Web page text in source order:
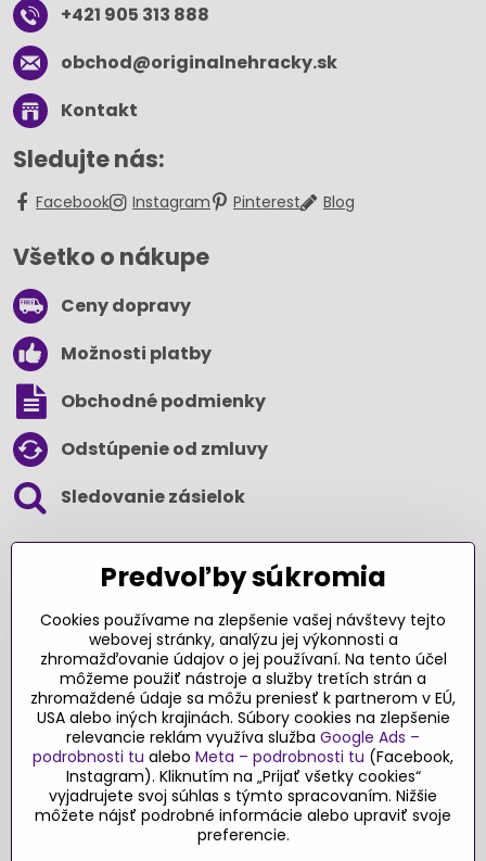
+421 905 313 888
obchod​@originalnehracky​.sk
Kontakt
Sledujte nás:
Facebook Instagram Pinterest Blog
Všetko o nákupe
Ceny dopravy
Možnosti platby
Obchodné podmienky
Odstúpenie od zmluvy
Sledovanie zásielok
Ďakujeme za podporu
Sme slovenský e-shop​. Fungujeme len
vďaka vám – rodičom a všetkým, ktorí veria
v poctivý výber kvalitných hračiek s
pridanou hodnotou​. Každý nákup na
Originalnehracky​.sk je pre nás podporou a
motiváciou prinášať hračky a produkty,
ktoré majú zmysel​.
Predvoľby súkromia
Cookies používame na zlepšenie vašej návštevy tejto
webovej stránky, analýzu jej výkonnosti a
zhromažďovanie údajov o jej používaní. Na tento účel
môžeme použiť nástroje a služby tretích strán a
zhromaždené údaje sa môžu preniesť k partnerom v EÚ,
USA alebo iných krajinách. Súbory cookies na zlepšenie
relevancie reklám využíva služba Google Ads –
podrobnosti tu alebo Meta – podrobnosti tu (Facebook,
Instagram). Kliknutím na „Prijať všetky cookies“
vyjadrujete svoj súhlas s týmto spracovaním. Nižšie
môžete nájsť podrobné informácie alebo upraviť svoje
preferencie.